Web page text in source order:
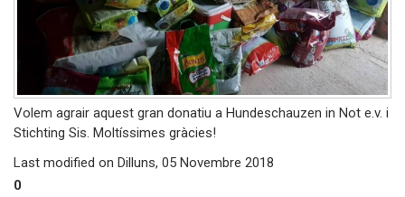
Volem agrair aquest gran donatiu a Hundeschauzen in Not e.v. i
Stichting Sis. Moltíssimes gràcies!
Last modified on Dilluns, 05 Novembre 2018
0